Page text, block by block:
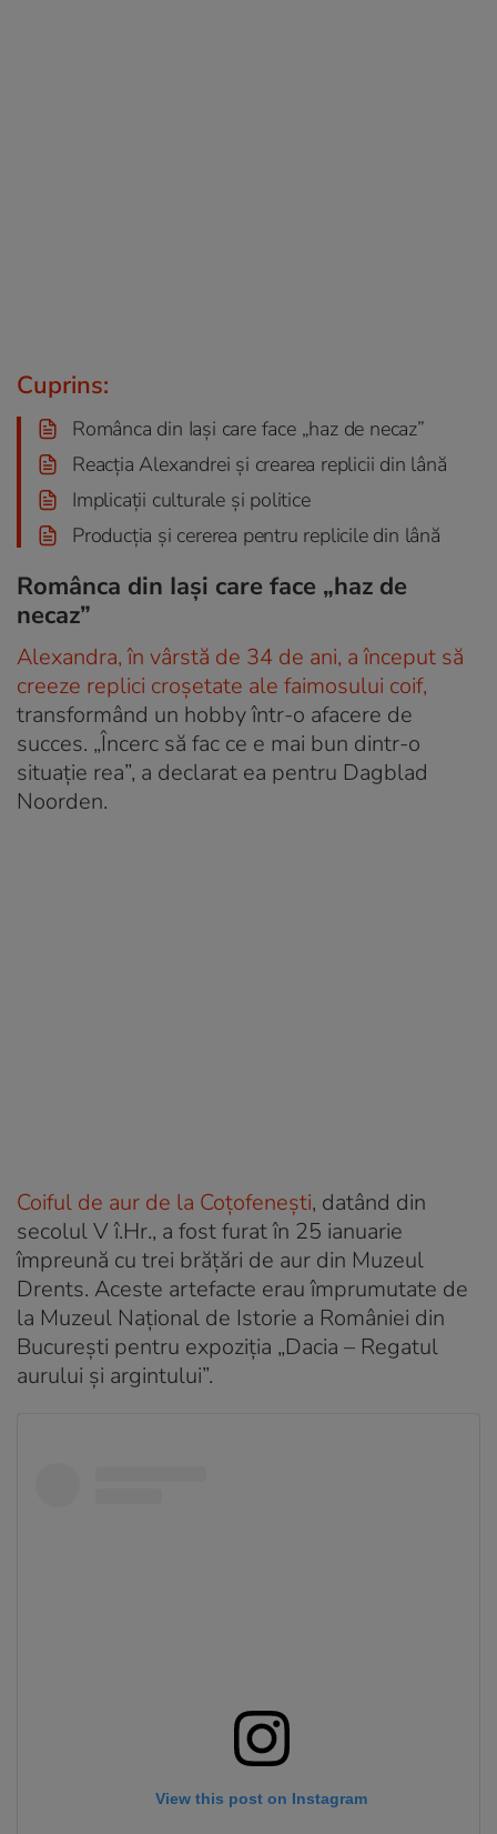
Cuprins:
Românca din Iași care face „haz de necaz”
Reacția Alexandrei și crearea replicii din lână
Implicații culturale și politice
Producția și cererea pentru replicile din lână
Românca din Iași care face „haz de
necaz”
Alexandra, în vârstă de 34 de ani, a început să
creeze replici croșetate ale faimosului coif,
transformând un hobby într-o afacere de
succes. „Încerc să fac ce e mai bun dintr-o
situație rea”, a declarat ea pentru Dagblad
Noorden.
Coiful de aur de la Coțofenești, datând din
secolul V î.Hr., a fost furat în 25 ianuarie
împreună cu trei brățări de aur din Muzeul
Drents. Aceste artefacte erau împrumutate de
la Muzeul Național de Istorie a României din
București pentru expoziția „Dacia – Regatul
aurului și argintului”.
View this post on Instagram